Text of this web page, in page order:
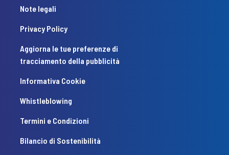
Note legali
Privacy Policy
Aggiorna le tue preferenze di
tracciamento della pubblicità
Informativa Cookie
Whistleblowing
Termini e Condizioni
Bilancio di Sostenibilità